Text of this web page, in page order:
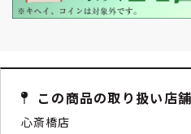
この商品の取り扱い店舗
心斎橋店